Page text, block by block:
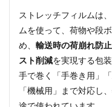
ストレッチフィルムは
ムを使って、荷物や段
め、 輸送時の荷崩れ防
スト削減を実現する包装
手で巻く「手巻き用」
「機械用」まで対応し